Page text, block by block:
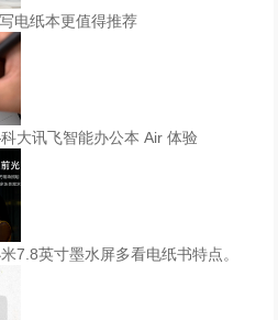
电纸本更值得推荐
大讯飞智能办公本 Air 体验
7.8英寸墨水屏多看电纸书特点。